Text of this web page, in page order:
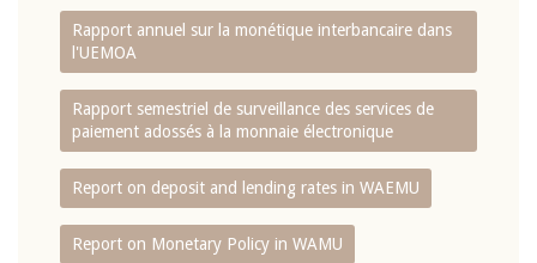
Rapport annuel sur la monétique interbancaire dans
l'UEMOA
Rapport semestriel de surveillance des services de
paiement adossés à la monnaie électronique
Report on deposit and lending rates in WAEMU
Report on Monetary Policy in WAMU